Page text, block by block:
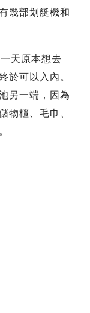
幾部划艇機和
天原本想去
於可以入內。
另一端，因為
物櫃、毛巾、